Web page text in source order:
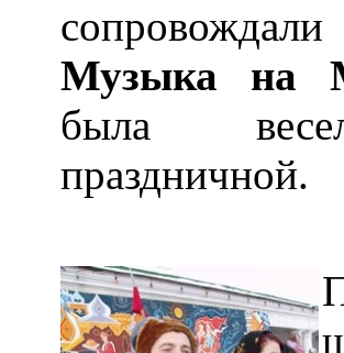
Музыка на
была
праздничной.